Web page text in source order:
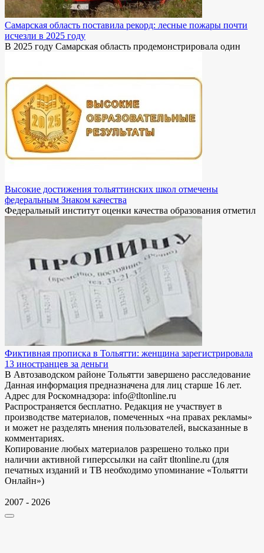
Самарская область поставила рекорд: лесные пожары почти
исчезли в 2025 году
В 2025 году Самарская область продемонстрировала один
Высокие достижения тольяттинских школ отмечены
федеральным Знаком качества
Федеральный институт оценки качества образования отметил
Фиктивная прописка в Тольятти: женщина зарегистрировала
13 иностранцев за деньги
В Автозаводском районе Тольятти завершено расследование
Данная информация предназначена для лиц старше 16 лет.
Адрес для Роскомнадзора: info@tltonline.ru
Распространяется бесплатно. Редакция не участвует в
производстве материалов, помеченных «на правах рекламы»
и может не разделять мнения пользователей, высказанные в
комментариях.
Копирование любых материалов разрешено только при
наличии активной гиперссылки на сайт tltonline.ru (для
печатных изданий и ТВ необходимо упоминание «Тольятти
Онлайн»)
2007 - 2026